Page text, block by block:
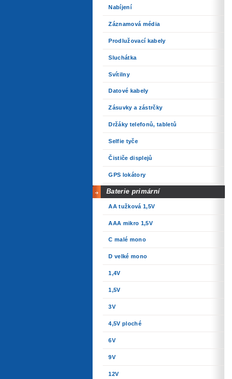
Nabíjení
Záznamová média
Prodlužovací kabely
Sluchátka
Svítilny
Datové kabely
Zásuvky a zástrčky
Držáky telefonů, tabletů
Selfie tyče
Čističe displejů
GPS lokátory
Baterie primární
AA tužková 1,5V
AAA mikro 1,5V
C malé mono
D velké mono
1,4V
1,5V
3V
4,5V ploché
6V
9V
12V